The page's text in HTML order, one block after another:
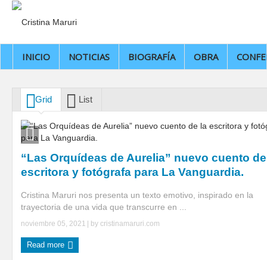
INICIO NOTICIAS BIOGRAFÍA OBRA
Grid List
“Las Orquídeas de Aurelia” nuevo cuento
escritora y fotógrafa para La Vanguardia.
Cristina Maruri nos presenta un texto emotivo, inspirado en la
trayectoria de una vida que transcurre en ...
noviembre 05, 2021 | by cristinamaruri.com
Read more